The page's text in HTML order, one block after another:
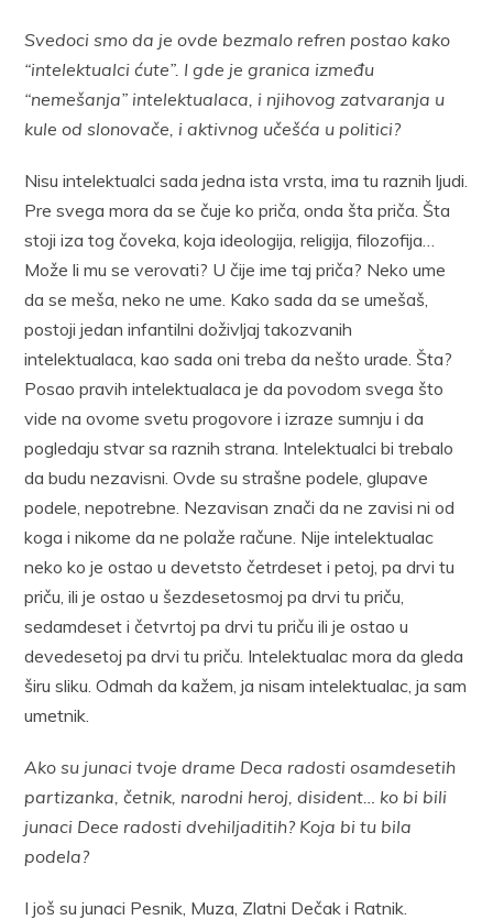
Svedoci smo da je ovde bezmalo refren postao kako
“intelektualci ćute”. I gde je granica između
“nemešanja” intelektualaca, i njihovog zatvaranja u
kule od slonovače, i aktivnog učešća u politici?
Nisu intelektualci sada jedna ista vrsta, ima tu raznih ljudi.
Pre svega mora da se čuje ko priča, onda šta priča. Šta
stoji iza tog čoveka, koja ideologija, religija, filozofija…
Može li mu se verovati? U čije ime taj priča? Neko ume
da se meša, neko ne ume. Kako sada da se umešaš,
postoji jedan infantilni doživljaj takozvanih
intelektualaca, kao sada oni treba da nešto urade. Šta?
Posao pravih intelektualaca je da povodom svega što
vide na ovome svetu progovore i izraze sumnju i da
pogledaju stvar sa raznih strana. Intelektualci bi trebalo
da budu nezavisni. Ovde su strašne podele, glupave
podele, nepotrebne. Nezavisan znači da ne zavisi ni od
koga i nikome da ne polaže račune. Nije intelektualac
neko ko je ostao u devetsto četrdeset i petoj, pa drvi tu
priču, ili je ostao u šezdesetosmoj pa drvi tu priču,
sedamdeset i četvrtoj pa drvi tu priču ili je ostao u
devedesetoj pa drvi tu priču. Intelektualac mora da gleda
širu sliku. Odmah da kažem, ja nisam intelektualac, ja sam
umetnik.
Ako su junaci tvoje drame Deca radosti osamdesetih
partizanka, četnik, narodni heroj, disident… ko bi bili
junaci Dece radosti dvehiljaditih? Koja bi tu bila
podela?
I još su junaci Pesnik, Muza, Zlatni Dečak i Ratnik.